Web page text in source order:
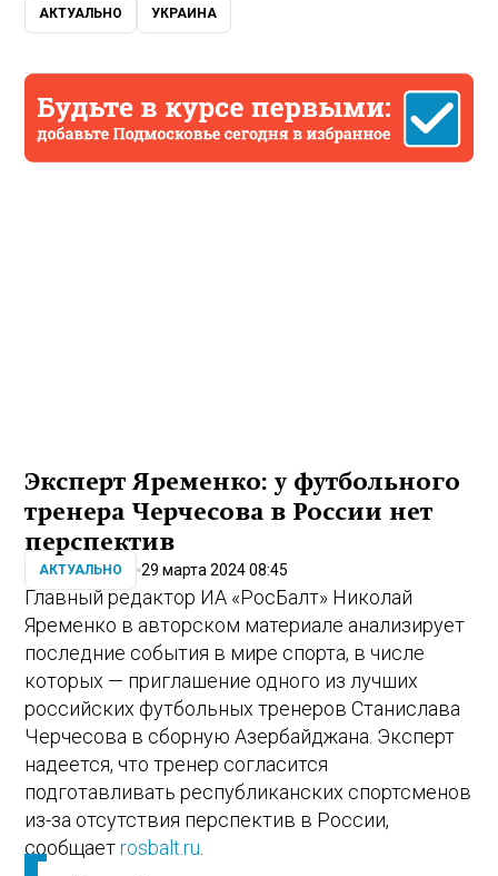
АКТУАЛЬНО УКРАИНА
Эксперт Яременко: у футбольного
тренера Черчесова в России нет
перспектив
АКТУАЛЬНО 29 марта 2024 08:45
Главный редактор ИА «РосБалт» Николай
Яременко в авторском материале анализирует
последние события в мире спорта, в числе
которых — приглашение одного из лучших
российских футбольных тренеров Станислава
Черчесова в сборную Азербайджана. Эксперт
надеется, что тренер согласится
подготавливать республиканских спортсменов
из-за отсутствия перспектив в России,
сообщаетrosbalt.ru.